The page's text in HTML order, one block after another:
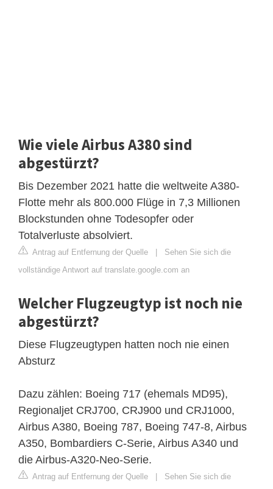
Wie viele Airbus A380 sind
abgestürzt?
Bis Dezember 2021 hatte die weltweite A380-
Flotte mehr als 800.000 Flüge in 7,3 Millionen
Blockstunden ohne Todesopfer oder
Totalverluste absolviert.
Antrag auf Entfernung der Quelle
Sehen Sie sich die
vollständige Antwort auf translate.google.com an
Welcher Flugzeugtyp ist noch nie
abgestürzt?
Diese Flugzeugtypen hatten noch nie einen
Absturz
Dazu zählen: Boeing 717 (ehemals MD95),
Regionaljet CRJ700, CRJ900 und CRJ1000,
Airbus A380, Boeing 787, Boeing 747-8, Airbus
A350, Bombardiers C-Serie, Airbus A340 und
die Airbus-A320-Neo-Serie.
Antrag auf Entfernung der Quelle
Sehen Sie sich die